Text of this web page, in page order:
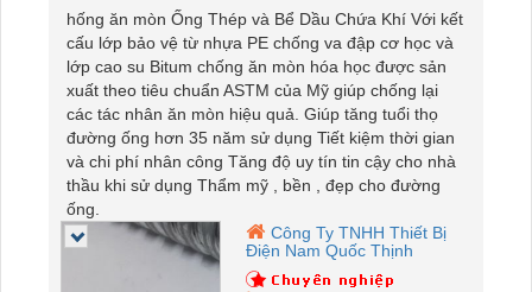
hống ăn mòn Ống Thép và Bể Dầu Chứa Khí Với kết
cấu lớp bảo vệ từ nhựa PE chống va đập cơ học và
lớp cao su Bitum chống ăn mòn hóa học được sản
xuất theo tiêu chuẩn ASTM của Mỹ giúp chống lại
các tác nhân ăn mòn hiệu quả. Giúp tăng tuổi thọ
đường ống hơn 35 năm sử dụng Tiết kiệm thời gian
và chi phí nhân công Tăng độ uy tín tin cậy cho nhà
thầu khi sử dụng Thẩm mỹ , bền , đẹp cho đường
ống.
Công Ty TNHH Thiết Bị
Điện Nam Quốc Thịnh